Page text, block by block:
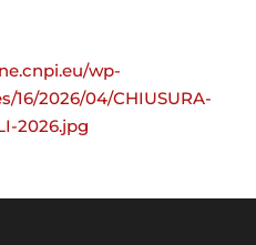
wp-
16/2026/04/CHIUSURA-
2026.jpg